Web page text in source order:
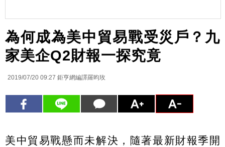
為何成為美中貿易戰受災戶？九
家美企Q2財報一探究竟
2019/07/20 09:27 鉅亨網編譯羅昀玫
美中貿易戰懸而未解決，隨著最新財報季開